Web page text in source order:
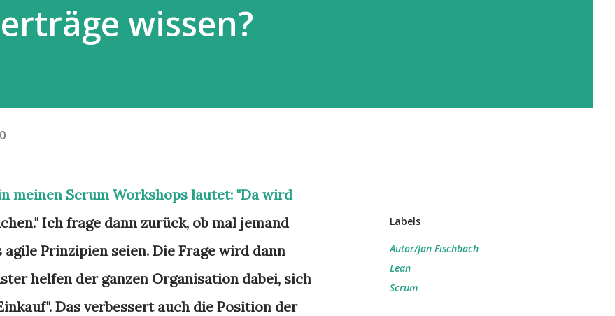
wissen?
meinen Scrum Workshops lautet: "Da wird
Ich frage dann zurück, ob mal jemand
Prinzipien seien. Die Frage wird dann
helfen der ganzen Organisation dabei, sich
Das verbessert auch die Position der
Labels
Autor/Jan Fischbach
Lean
Scrum